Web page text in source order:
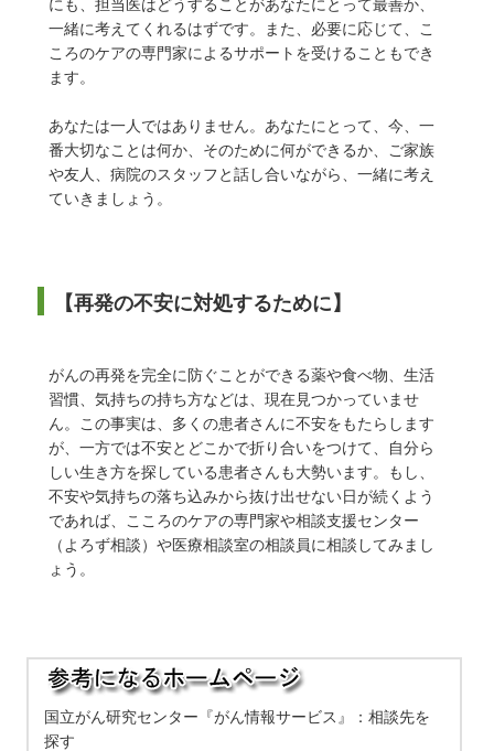
にも、担当医はどうすることがあなたにとって最善か、
一緒に考えてくれるはずです。また、必要に応じて、こ
ころのケアの専門家によるサポートを受けることもでき
ます。
あなたは一人ではありません。あなたにとって、今、一
番大切なことは何か、そのために何ができるか、ご家族
や友人、病院のスタッフと話し合いながら、一緒に考え
ていきましょう。
【再発の不安に対処するために】
がんの再発を完全に防ぐことができる薬や食べ物、生活
習慣、気持ちの持ち方などは、現在見つかっていませ
ん。この事実は、多くの患者さんに不安をもたらします
が、一方では不安とどこかで折り合いをつけて、自分ら
しい生き方を探している患者さんも大勢います。もし、
不安や気持ちの落ち込みから抜け出せない日が続くよう
であれば、こころのケアの専門家や相談支援センター
（よろず相談）や医療相談室の相談員に相談してみまし
ょう。
国立がん研究センター『がん情報サービス』：相談先を
探す